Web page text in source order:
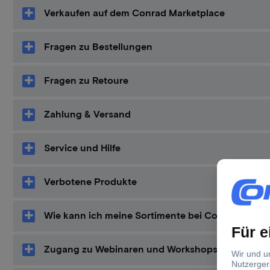
Verkaufen auf dem Conrad Marketplace
Fragen zu Bestellungen
Fragen zu Retoure
Zahlung & Versand
Service und Hilfe
Verbotene Produkte
Wie kann ich meine Sortimente bei Conrad
Zugang zu Webinaren und Workshops